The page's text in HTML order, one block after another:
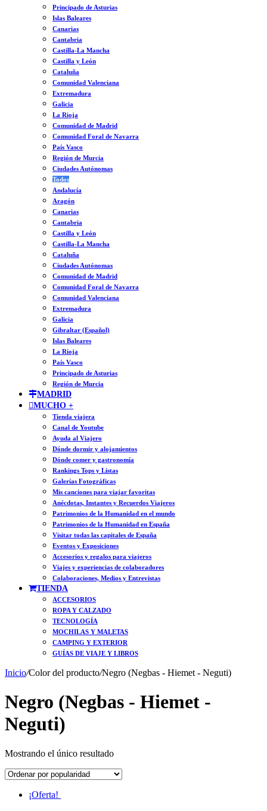
Principado de Asturias
Islas Baleares
Canarias
Cantabria
Castilla-La Mancha
Castilla y León
Cataluña
Comunidad Valenciana
Extremadura
Galicia
La Rioja
Comunidad de Madrid
Comunidad Foral de Navarra
País Vasco
Región de Murcia
Ciudades Autónomas
Todos
Andalucía
Aragón
Canarias
Cantabria
Castilla y León
Castilla-La Mancha
Cataluña
Ciudades Autónomas
Comunidad de Madrid
Comunidad Foral de Navarra
Comunidad Valenciana
Extremadura
Galicia
Gibraltar (Español)
Islas Baleares
La Rioja
País Vasco
Principado de Asturias
Región de Murcia
MADRID
MUCHO +
Tienda viajera
Canal de Youtube
Ayuda al Viajero
Dónde dormir y alojamientos
Dónde comer y gastronomía
Rankings Tops y Listas
Galerías Fotográficas
Mis canciones para viajar favoritas
Anécdotas, Instantes y Recuerdos Viajeros
Patrimonios de la Humanidad en el mundo
Patrimonios de la Humanidad en España
Visitar todas las capitales de España
Eventos y Exposiciones
Accesorios y regalos para viajeros
Viajes y experiencias de colaboradores
Colaboraciones, Medios y Entrevistas
TIENDA
ACCESORIOS
ROPA Y CALZADO
TECNOLOGÍA
MOCHILAS Y MALETAS
CAMPING Y EXTERIOR
GUÍAS DE VIAJE Y LIBROS
Inicio/Color del producto/Negro (Negbas - Hiemet - Neguti)
Negro (Negbas - Hiemet -
Neguti)
Mostrando el único resultado
¡Oferta!